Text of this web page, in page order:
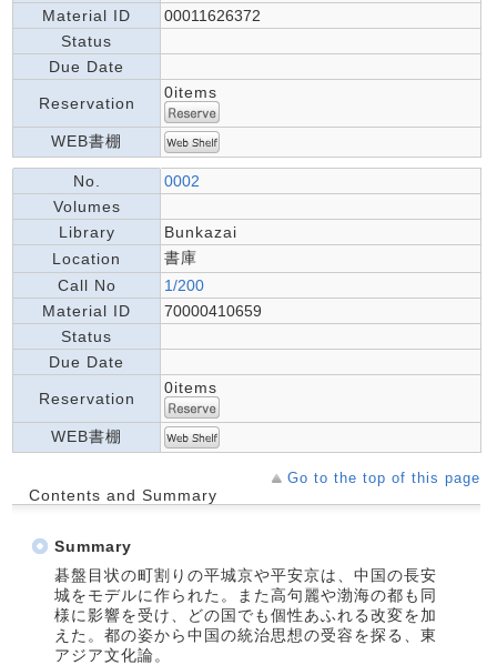
Material ID
00011626372
Status
Due Date
Reservation
0items
WEB書棚
No.
0002
Volumes
Library
Bunkazai
Location
書庫
Call No
1/200
Material ID
70000410659
Status
Due Date
Reservation
0items
WEB書棚
Go to the top of this page
Contents and Summary
Summary
碁盤目状の町割りの平城京や平安京は、中国の長安
城をモデルに作られた。また高句麗や渤海の都も同
様に影響を受け、どの国でも個性あふれる改変を加
えた。都の姿から中国の統治思想の受容を探る、東
アジア文化論。